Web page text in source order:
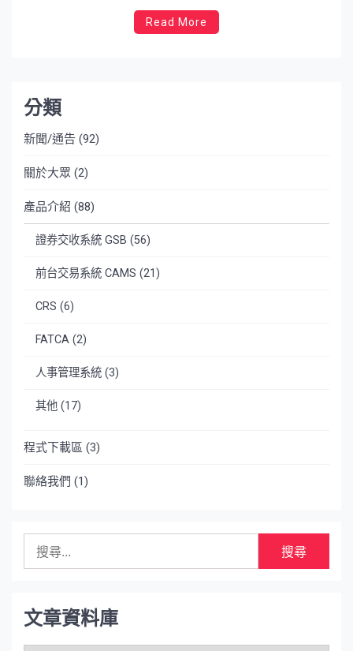
Read More
分類
新聞/通告 (92)
關於大眾 (2)
產品介紹 (88)
證券交收系統 GSB (56)
前台交易系統 CAMS (21)
CRS (6)
FATCA (2)
人事管理系統 (3)
其他 (17)
程式下載區 (3)
聯絡我們 (1)
字:
文章資料庫